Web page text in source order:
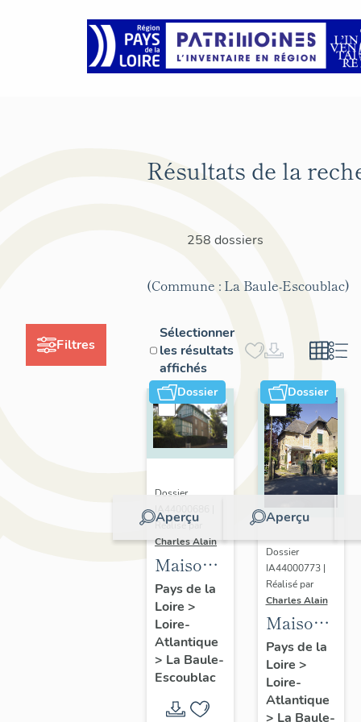
Filtres
Résultats de la
258 dossiers
(Commune : La Baule-Escoublac)
Sélectionner
les résultats
affichés
Dossier
Aperçu
Dossier
IA44000686 |
Réalisé par
Charles Alain
Maison
dite villa
balnéaire
La
Ronceray,
puis
Goët,
Pays de la
Loire >
Loire-
Atlantique
> La Baule-
Escoublac
Dossier
Aperçu
Dossier
IA44000773 |
Réalisé par
Charles Alain
Maison
dite villa
balnéaire
Djali, 19
avenue
Pays de la
Loire >
Loire-
Atlantique
> La Baule-